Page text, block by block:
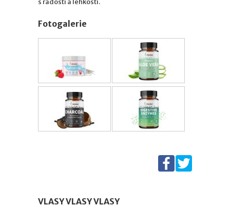
Fotogalerie
VLASY VLASY VLASY